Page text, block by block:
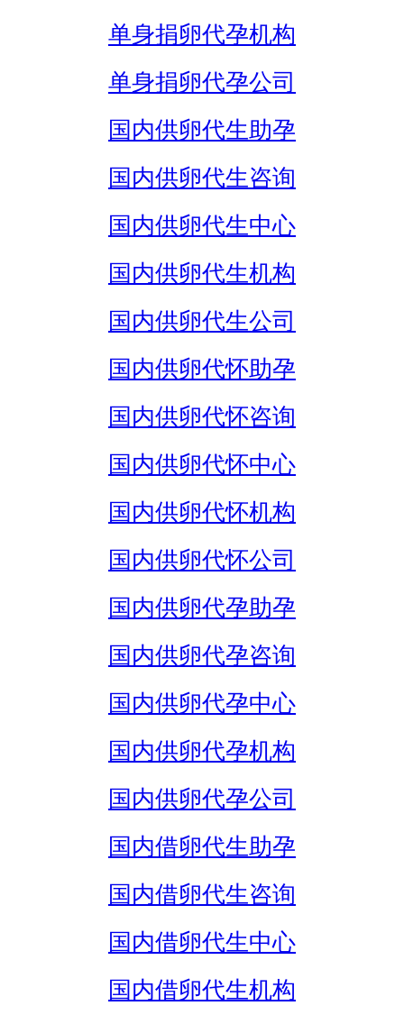
单身捐卵代孕机构
单身捐卵代孕公司
国内供卵代生助孕
国内供卵代生咨询
国内供卵代生中心
国内供卵代生机构
国内供卵代生公司
国内供卵代怀助孕
国内供卵代怀咨询
国内供卵代怀中心
国内供卵代怀机构
国内供卵代怀公司
国内供卵代孕助孕
国内供卵代孕咨询
国内供卵代孕中心
国内供卵代孕机构
国内供卵代孕公司
国内借卵代生助孕
国内借卵代生咨询
国内借卵代生中心
国内借卵代生机构